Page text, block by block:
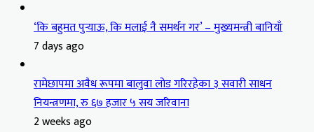
‘कि बहुमत पुर्‍याऊ, कि मलाई नै समर्थन गर’ – मुख्यमन्त्री बानियाँ
7 days ago
रामेछापमा अवैध रूपमा बालुवा लोड गरिरहेका ३ सवारी साधन
नियन्त्रणमा, रु ६७ हजार ५ सय जरिवाना
2 weeks ago